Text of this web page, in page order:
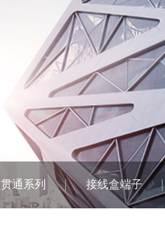
检测设备
厂房设备
新闻中心
方针系列
插针系列
插拔系列
贯通系列
接线盒端子
其他系列
贯通系列 接线盒端子